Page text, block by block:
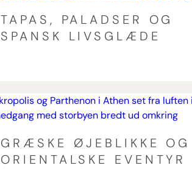
TAPAS, PALADSER OG
SPANSK LIVSGLÆDE
GRÆSKE ØJEBLIKKE OG
ORIENTALSKE EVENTYR